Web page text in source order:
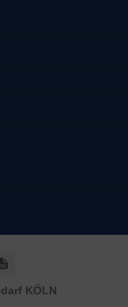
KÖLN